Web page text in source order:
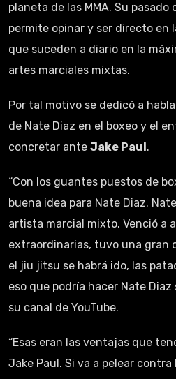
planeta de las MMA. Su pasado
permite opinar y ser directo en
que suceden a diario en la
artes marciales mixtas.
Por tal motivo se dedicó a
de Nate Diaz en el boxeo y el
concretar ante Jake Paul.
“Con los guantes puestos de
buena idea para Nate Diaz.
artista marcial mixto. Venció a
extraordinarias, tuvo una gran
el jiu jitsu se habrá ido, las
eso que podría hacer Nate Diaz
su canal de YouTube.
“Esas eran las ventajas que
Jake Paul. Si va a pelear